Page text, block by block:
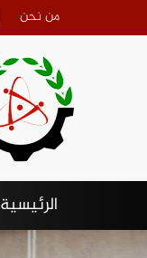
تجاوز إلى المحتوى الرئيسيمن نحن
الرئيسية